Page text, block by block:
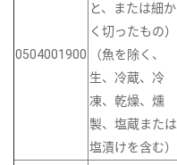
0504001900
と、または細か
く切ったもの）
（魚を除く、
生、冷蔵、冷
凍、乾燥、燻
製、塩蔵または
塩漬けを含む）